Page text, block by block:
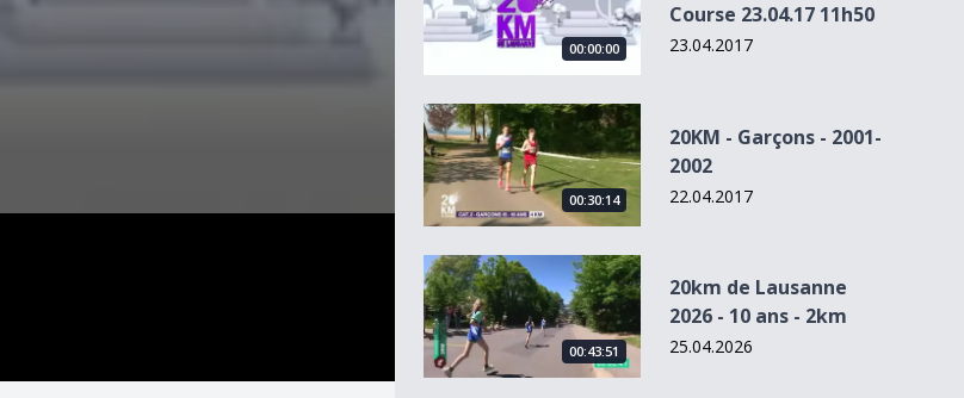
00:00:00
Course 23.04.17 11h50
23.04.2017
20KM - Garçons - 2001-2002
00:30:14
20KM - Garçons - 2001-
2002
22.04.2017
20km de Lausanne 2026 - 10 ans - 2km
00:43:51
20km de Lausanne
2026 - 10 ans - 2km
25.04.2026